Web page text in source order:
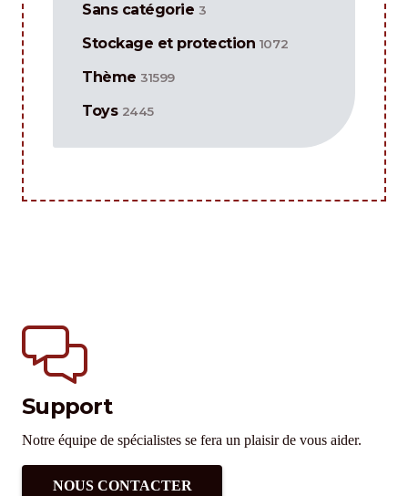
Sans catégorie 3
Stockage et protection 1072
Thème 31599
Toys 2445
Support
Notre équipe de spécialistes se fera un plaisir de vous aider.
NOUS CONTACTER